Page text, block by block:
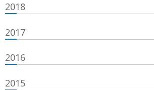
2018
2017
2016
2015